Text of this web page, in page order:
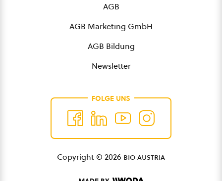
AGB
AGB Marketing GmbH
AGB Bildung
Newsletter
FOLGE UNS
Copyright © 2026 bio austria